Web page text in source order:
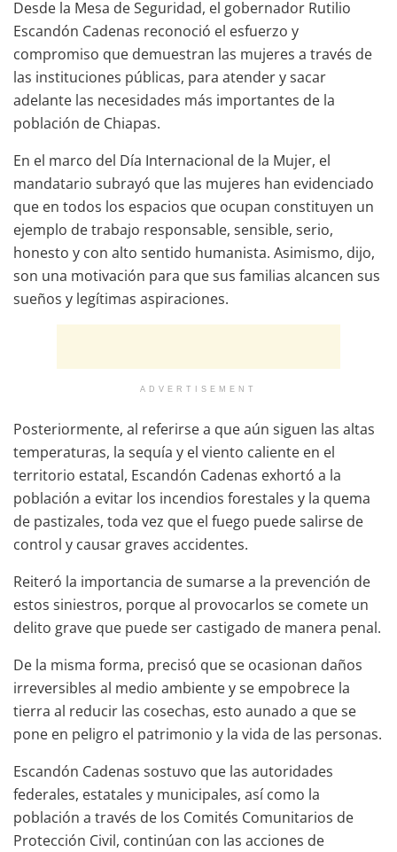
Desde la Mesa de Seguridad, el gobernador Rutilio
Escandón Cadenas reconoció el esfuerzo y
compromiso que demuestran las mujeres a través de
las instituciones públicas, para atender y sacar
adelante las necesidades más importantes de la
población de Chiapas.
En el marco del Día Internacional de la Mujer, el
mandatario subrayó que las mujeres han evidenciado
que en todos los espacios que ocupan constituyen un
ejemplo de trabajo responsable, sensible, serio,
honesto y con alto sentido humanista. Asimismo, dijo,
son una motivación para que sus familias alcancen sus
sueños y legítimas aspiraciones.
ADVERTISEMENT
Posteriormente, al referirse a que aún siguen las altas
temperaturas, la sequía y el viento caliente en el
territorio estatal, Escandón Cadenas exhortó a la
población a evitar los incendios forestales y la quema
de pastizales, toda vez que el fuego puede salirse de
control y causar graves accidentes.
Reiteró la importancia de sumarse a la prevención de
estos siniestros, porque al provocarlos se comete un
delito grave que puede ser castigado de manera penal.
De la misma forma, precisó que se ocasionan daños
irreversibles al medio ambiente y se empobrece la
tierra al reducir las cosechas, esto aunado a que se
pone en peligro el patrimonio y la vida de las personas.
Escandón Cadenas sostuvo que las autoridades
federales, estatales y municipales, así como la
población a través de los Comités Comunitarios de
Protección Civil, continúan con las acciones de